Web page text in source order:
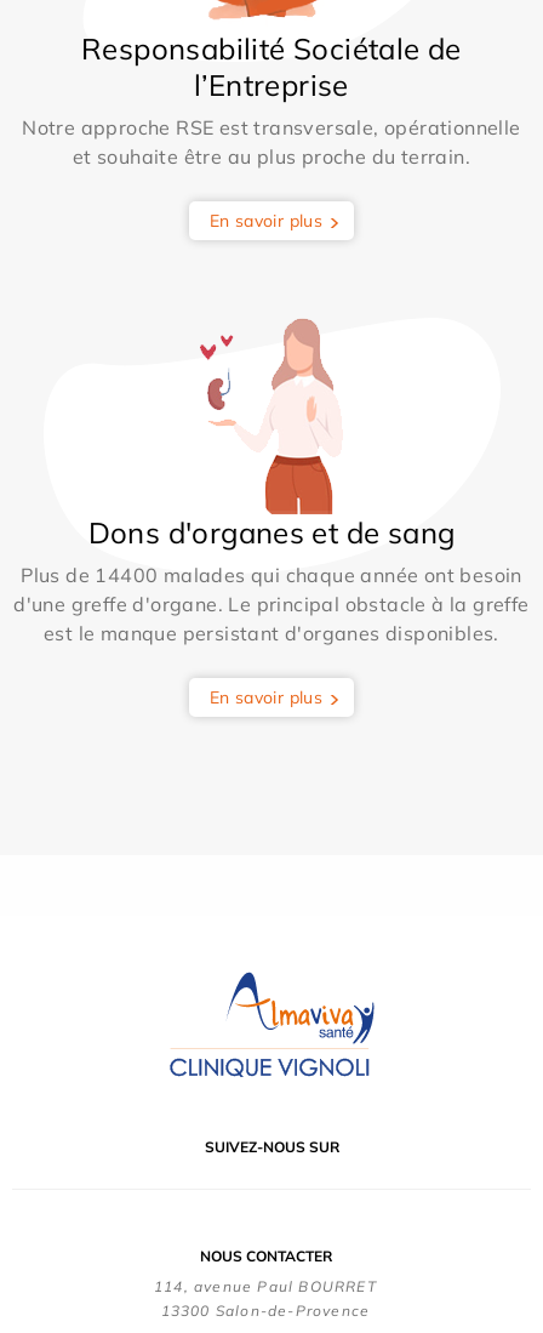
Responsabilité Sociétale de
l’Entreprise
Notre approche RSE est transversale, opérationnelle
et souhaite être au plus proche du terrain.
En savoir plus
Dons d'organes et de sang
Plus de 14400 malades qui chaque année ont besoin
d'une greffe d'organe. Le principal obstacle à la greffe
est le manque persistant d'organes disponibles.
En savoir plus
SUIVEZ-NOUS SUR
NOUS CONTACTER
114, avenue Paul BOURRET
13300 Salon-de-Provence